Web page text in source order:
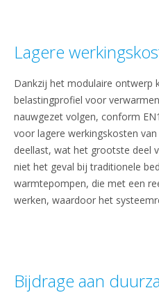
Lagere
Dankzij het modulaire ontwerp
belastingprofiel voor
nauwgezet volgen, conform
voor lagere werkingskosten
deellast, wat het grootste deel
niet het geval bij traditionele
warmtepompen, die met een
werken, waardoor het
Bijdrage aan